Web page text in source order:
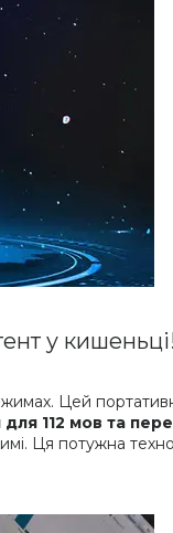
у
Цей
112 мов та
Ця потужна